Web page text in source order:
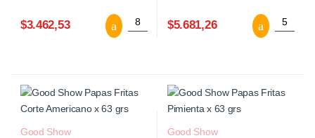
$3.462,53 Good Show Batatas Fritas x 230grs
$5.681,26 Good
Good Show
Good Show